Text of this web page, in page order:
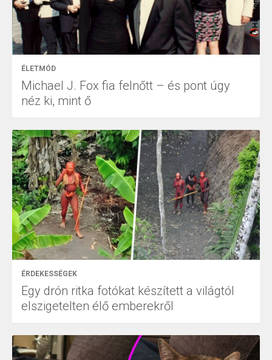
ÉLETMÓD
Michael J. Fox fia felnőtt – és pont úgy
néz ki, mint ő
ÉRDEKESSÉGEK
Egy drón ritka fotókat készített a világtól
elszigetelten élő emberekről